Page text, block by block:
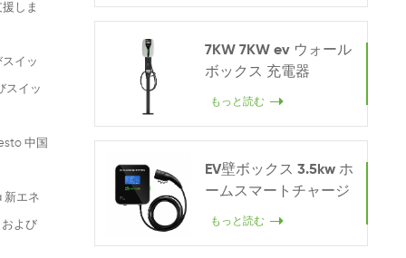
7KW 7KW ev ウォール
ボックス 充電器
もっと読む
EV壁ボックス 3.5kw ホ
ームスマートチャージ
ャー
もっと読む
しま
イッ
スイッ
中国
新エネ
よび